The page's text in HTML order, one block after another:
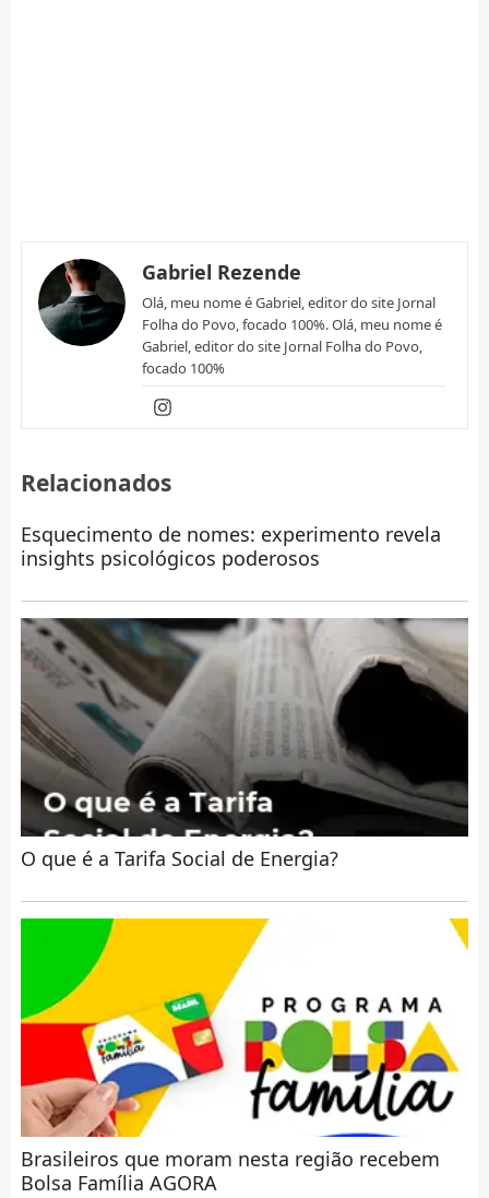
Gabriel Rezende
Olá, meu nome é Gabriel, editor do site Jornal
Folha do Povo, focado 100%. Olá, meu nome é
Gabriel, editor do site Jornal Folha do Povo,
focado 100%
Relacionados
Esquecimento de nomes: experimento revela
insights psicológicos poderosos
O que é a Tarifa Social de Energia?
Brasileiros que moram nesta região recebem
Bolsa Família AGORA